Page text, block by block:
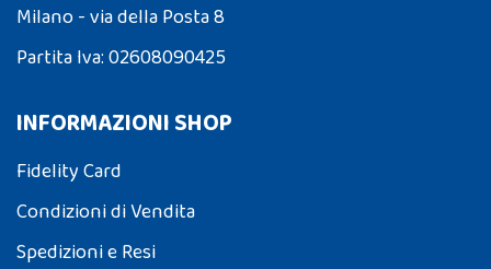
Milano - via della Posta 8
Partita Iva: 02608090425
INFORMAZIONI SHOP
Fidelity Card
Condizioni di Vendita
Spedizioni e Resi